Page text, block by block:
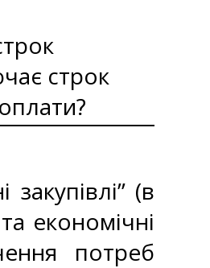
строк
(в
економічні
потреб